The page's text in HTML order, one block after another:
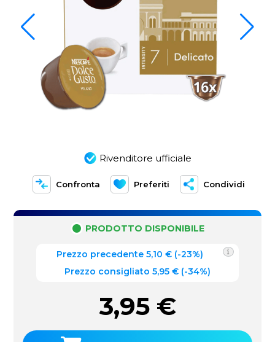
Rivenditore ufficiale
Confronta Preferiti Condividi
PRODOTTO DISPONIBILE
Prezzo precedente 5,10 € (-23%)
Prezzo consigliato 5,95 € (-34%)
3,95 €